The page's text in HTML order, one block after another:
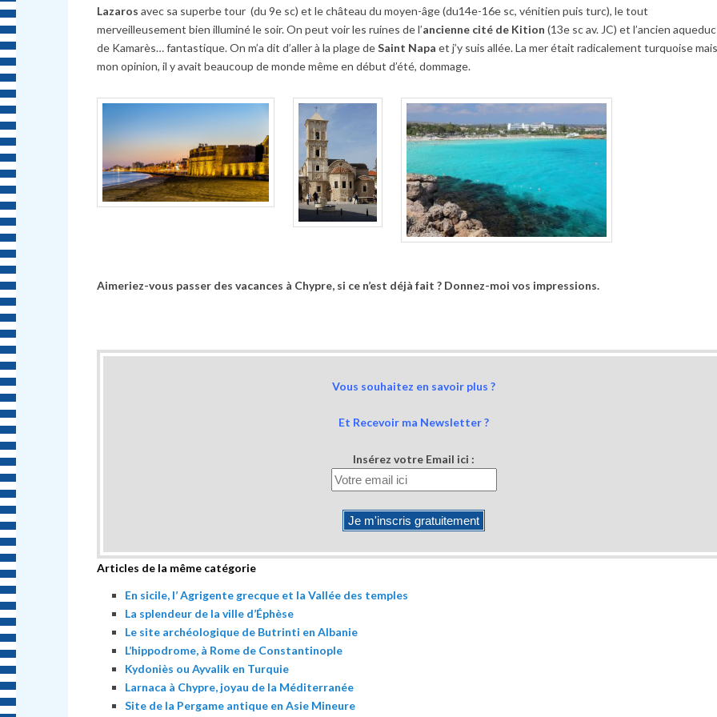
Lazaros avec sa superbe tour (du 9e sc) et le château du moyen-âge (du14e-16e sc, vénitien puis turc), le tout
merveilleusement bien illuminé le soir. On peut voir les ruines de l’ancienne cité de Kition (13e sc av. JC) et l’ancien aqueduc
de Kamarès… fantastique. On m’a dit d’allerà la plage deSaint Napa et j’y suis allée. La mer était radicalement turquoise
mon opinion, il y avait beaucoup de monde même en début d’été, dommage.
Aimeriez-vous passer des vacances à Chypre, si ce n’est déjà fait ? Donnez-moi vos impressions.
Vous souhaitez en savoir plus ?
Et Recevoir ma Newsletter ?
Insérez votre Email ici :
Articles de la même catégorie
En sicile, l’ Agrigente grecque et la Vallée des temples
La splendeur de la ville d’Éphèse
Le site archéologique de Butrinti en Albanie
L’hippodrome, à Rome de Constantinople
Kydoniès ou Ayvalik en Turquie
Larnaca à Chypre, joyau de la Méditerranée
Site de la Pergame antique en Asie Mineure